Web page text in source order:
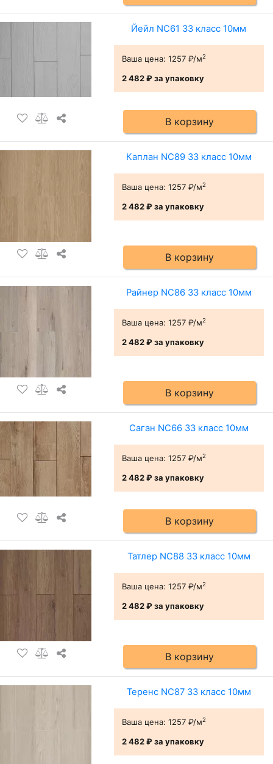
Йейл NC61 33 класс 10мм
Ваша цена: 1257 ₽/м2
2 482 ₽за упаковку
В корзину
Каплан NC89 33 класс 10мм
Ваша цена: 1257 ₽/м2
2 482 ₽за упаковку
В корзину
Райнер NC86 33 класс 10мм
Ваша цена: 1257 ₽/м2
2 482 ₽за упаковку
В корзину
Саган NC66 33 класс 10мм
Ваша цена: 1257 ₽/м2
2 482 ₽за упаковку
В корзину
Татлер NC88 33 класс 10мм
Ваша цена: 1257 ₽/м2
2 482 ₽за упаковку
В корзину
Теренс NC87 33 класс 10мм
Ваша цена: 1257 ₽/м2
2 482 ₽за упаковку